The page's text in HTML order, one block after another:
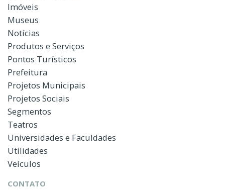
Imóveis
Museus
Notícias
Produtos e Serviços
Pontos Turísticos
Prefeitura
Projetos Municipais
Projetos Sociais
Segmentos
Teatros
Universidades e Faculdades
Utilidades
Veículos
CONTATO